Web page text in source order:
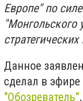
Европе" по
"Монгольского
Данное
сделал в
"Обозреватель".